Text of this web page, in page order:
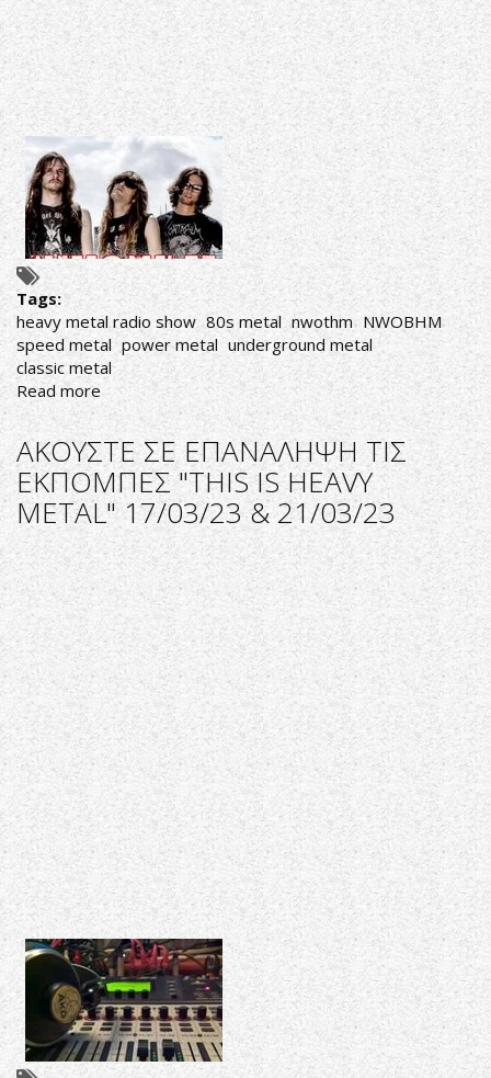
Tags:
heavy metal radio show 80s metal nwothm NWOBHM
speed metal power metal underground metal
classic metal
Read more about
ΑΚΟΥΣΤΕ
ΣΕ
ΕΠΑΝΑΛΗΨΗ
ΤΗΝ
ΕΚΠΟΜΠΗ
"THIS
IS
HEAVY
METAL"
ΑΦΙΕΡΩΜΑ
ΣΤΟ
NWOTHM
ΙV
24/03/23
ΑΚΟΥΣΤΕ ΣΕ ΕΠΑΝΑΛΗΨΗ ΤΙΣ
ΕΚΠΟΜΠΕΣ "THIS IS HEAVY
METAL" 17/03/23 & 21/03/23